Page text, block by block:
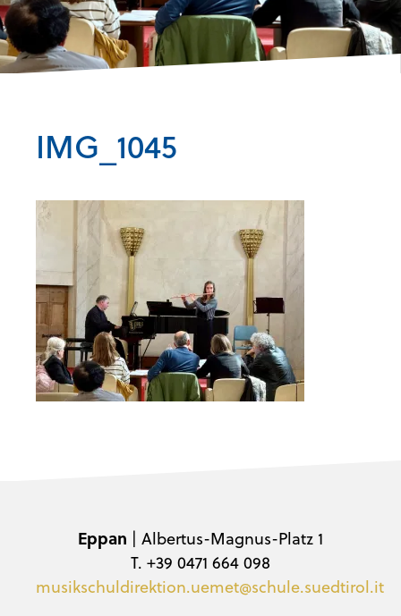
IMG_1045
Eppan | Albertus-Magnus-Platz 1
T. +39 0471 664 098
musikschuldirektion.uemet@schule.suedtirol.it